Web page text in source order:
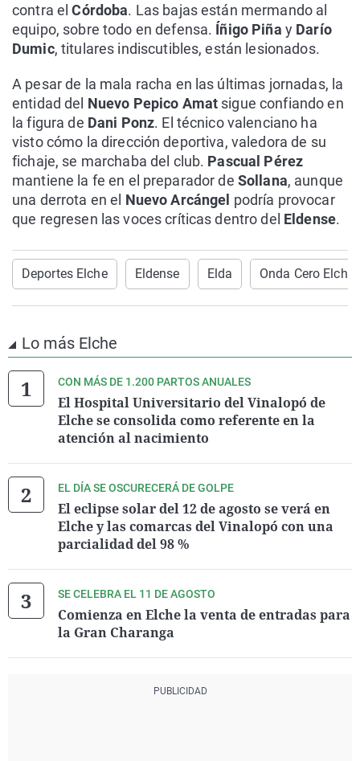
contra elCórdoba. Las bajas están mermando al
equipo, sobre todo en defensa. Íñigo Piña y Darío
Dumic, titulares indiscutibles, están lesionados.
A pesar de la mala racha en las últimas jornadas, la
entidad del Nuevo Pepico Amat sigue confiando en
la figura de Dani Ponz. El técnico valenciano ha
visto cómo la dirección deportiva, valedora de su
fichaje, se marchaba del club. Pascual Pérez
mantiene la fe en el preparador de Sollana, aunque
una derrota en el Nuevo Arcángel podría provocar
que regresen las voces críticas dentro del Eldense.
Deportes Elche Eldense Elda Onda Cero Elche
Lo más Elche
CON MÁS DE 1.200 PARTOS ANUALES
El Hospital Universitario del Vinalopó de
Elche se consolida como referente en la
atención al nacimiento
EL DÍA SE OSCURECERÁ DE GOLPE
El eclipse solar del 12 de agosto se verá en
Elche y las comarcas del Vinalopó con una
parcialidad del 98 %
SE CELEBRA EL 11 DE AGOSTO
Comienza en Elche la venta de entradas para
la Gran Charanga